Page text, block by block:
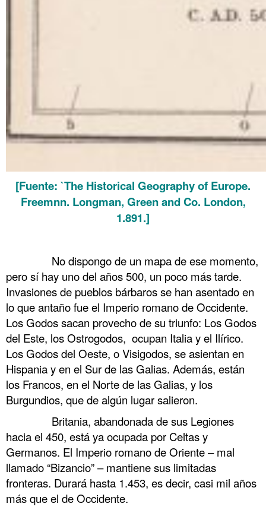
[Fuente: `The Historical Geography of Europe.
Freemnn. Longman, Green and Co. London,
1.891.]
No dispongo de un mapa de ese momento,
pero sí hay uno del años 500, un poco más tarde.
Invasiones de pueblos bárbaros se han asentado en
lo que antaño fue el Imperio romano de Occidente.
Los Godos sacan provecho de su triunfo: Los Godos
del Este, los Ostrogodos, ocupan Italia y el Ilírico.
Los Godos del Oeste, o Visigodos, se asientan en
Hispania y en el Sur de las Galias. Además, están
los Francos, en el Norte de las Galias, y los
Burgundios, que de algún lugar salieron.
Britania, abandonada de sus Legiones
hacia el 450, está ya ocupada por Celtas y
Germanos. El Imperio romano de Oriente – mal
llamado “Bizancio” – mantiene sus limitadas
fronteras. Durará hasta 1.453, es decir, casi mil años
más que el de Occidente.